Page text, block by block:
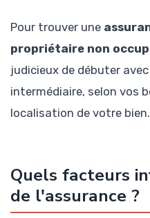
Pour trouver une
propriétaire non
judicieux de débuter
intermédiaire, selon vos
localisation de votre bien.
Quels facteurs
de l'assurance ?